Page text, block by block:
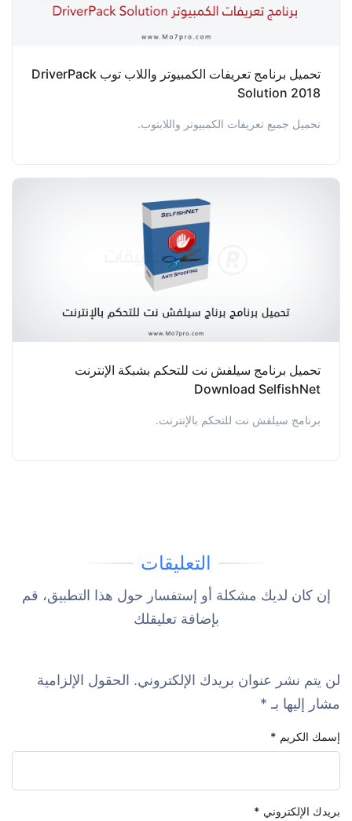
تحميل برنامج تعريفات الكمبيوتر واللاب توب DriverPack
Solution 2018
تحميل جميع تعريفات الكمبيوتر واللابتوب.
تحميل برنامج سيلفش نت للتحكم بشبكة الإنترنت
Download SelfishNet
برنامج سيلفش نت للتحكم بالإنترنت.
التعليقات
إن كان لديك مشكلة أو إستفسار حول هذا التطبيق، قم
بإضافة تعليقلك
لن يتم نشر عنوان بريدك الإلكتروني. الحقول الإلزامية
مشار إليها بـ *
إسمك الكريم *
بريدك الإلكتروني *